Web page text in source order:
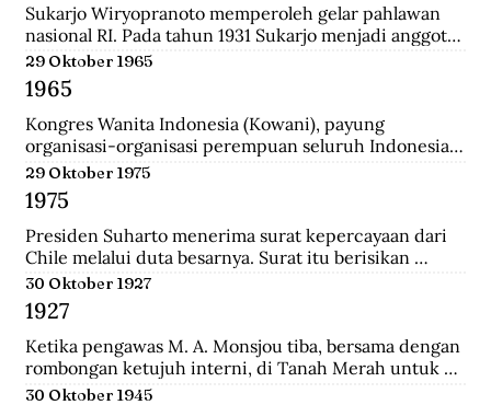
Sukarjo Wiryopranoto memperoleh gelar pahlawan
nasional RI. Pada tahun 1931 Sukarjo menjadi anggota
Volksraad bersama dr. Sutomo, ia mendirikan
Persatuan Bangsa Indonesia (PBI). Kemudia tahun
1936, pindah ke Partai Indonesia Raya (Parindra).
Seteleh kemerdekaan, Sukarjo pernah menduduki
jabatan Duta Besar Indonesia Republik Indonesia di
Vatikan, Duta Besar Luar Biasa di Italia.
29 Oktober 1965
1965
Kongres Wanita Indonesia (Kowani), payung
organisasi-organisasi perempuan seluruh Indonesia,
mengeluarkan Gerwani sebagai anggota.
29 Oktober 1975
1975
Presiden Suharto menerima surat kepercayaan dari
Chile melalui duta besarnya. Surat itu berisikan
adanya hubungan diplomatik antara Indonesia-CHile.
30 Oktober 1927
1927
Ketika pengawas M. A. Monsjou tiba, bersama dengan
rombongan ketujuh interni, di Tanah Merah untuk
menggantikan Kapten Becking sebagai penguasa
30 Oktober 1945